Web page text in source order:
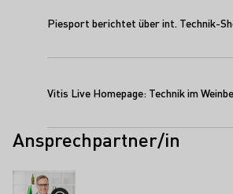
Piesport berichtet über int. Technik-
Vitis Live Homepage: Technik im
Ansprechpartner/in